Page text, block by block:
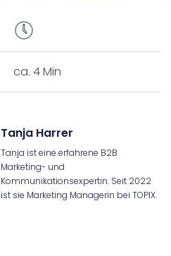
Tanja Harrer
Tanja ist eine erfahrene B2B
Marketing- und
Kommunikationsexpertin. Seit 2022
ist sie Marketing Managerin bei TOPIX.
ca. 4 Min